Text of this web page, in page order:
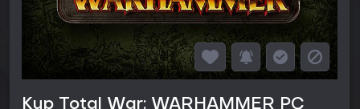
Kup Total War: WARHAMMER PC